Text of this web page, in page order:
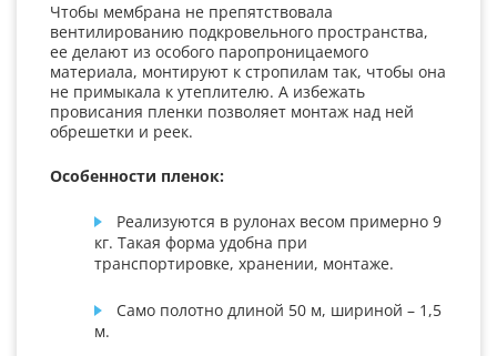
Чтобы мембрана не препятствовала
вентилированию подкровельного пространства,
ее делают из особого паропроницаемого
материала, монтируют к стропилам так, чтобы она
не примыкала к утеплителю. А избежать
провисания пленки позволяет монтаж над ней
обрешетки и реек.
Особенности пленок:
Реализуются в рулонах весом примерно 9
кг. Такая форма удобна при
транспортировке, хранении, монтаже.
Само полотно длиной 50 м, шириной – 1,5
м.